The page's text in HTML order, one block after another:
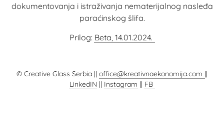
dokumentovanja i istraživanja nematerijalnog nasleđa
paraćinskog šlifa.
Prilog: Beta, 14.01.2024.
© Creative Glass Serbia || office@kreativnaekonomija.com ||
LinkedIN || Instagram || FB